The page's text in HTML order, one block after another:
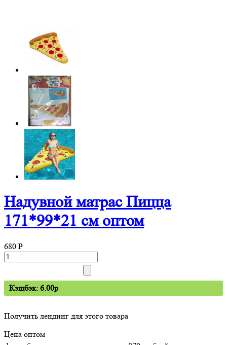
Надувной матрас Пицца
171*99*21 см оптом
680 P
Кэшбэк: 6.00p
Получить лендинг для этого товара
Цена оптом